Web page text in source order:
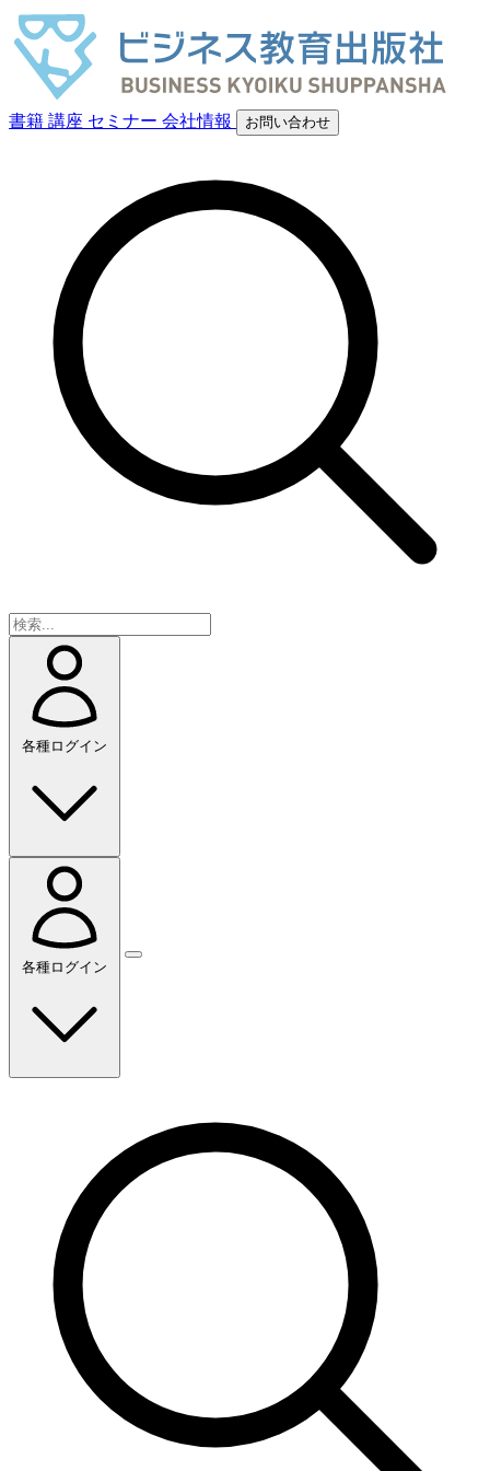
書籍 講座 セミナー 会社情報 お問い合わせ
各種ログイン
各種ログイン